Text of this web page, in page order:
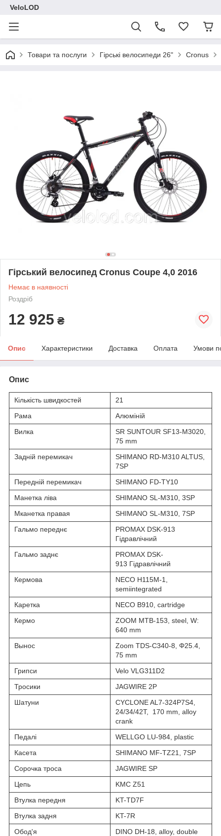
VeloLOD
Товари та послуги Гірські велосипеди 26" Cronus
Гірський велосипед Cronus Coupe 4,0 2016
Немає в наявності
Роздріб
12 925 ₴
Опис Характеристики Доставка Оплата Умови
Опис
Кількість швидкостей
21
Рама
Алюміній
Вилка
SR SUNTOUR SF13-M3020,
75 mm
Задній перемикач
SHIMANO RD-M310 ALTUS,
7SP
Передній перемикач
SHIMANO FD-TY10
Манетка ліва
SHIMANO SL-M310, 3SP
Мканетка правая
SHIMANO SL-M310, 7SP
Гальмо переднє
PROMAX DSK-913
Гідравлічний
Гальмо заднє
PROMAX DSK-
913 Гідравлічний
Кермова
NECO H115M-1,
semiintegrated
Каретка
NECO B910, cartridge
Кермо
ZOOM MTB-153, steel, W:
640 mm
Вынос
Zoom TDS-C340-8, Φ25.4,
75 mm
Грипси
Velo VLG311D2
Тросики
JAGWIRE 2P
Шатуни
CYCLONE AL7-324P7S4,
24/34/42T, 170 mm, alloy
crank
Педалі
WELLGO LU-984, plastic
Касета
SHIMANO MF-TZ21, 7SP
Сорочка троса
JAGWIRE SP
Цепь
KMC Z51
Втулка передня
KT-TD7F
Втулка задня
KT-7R
Обод'я
DINO DH-18, alloy, double